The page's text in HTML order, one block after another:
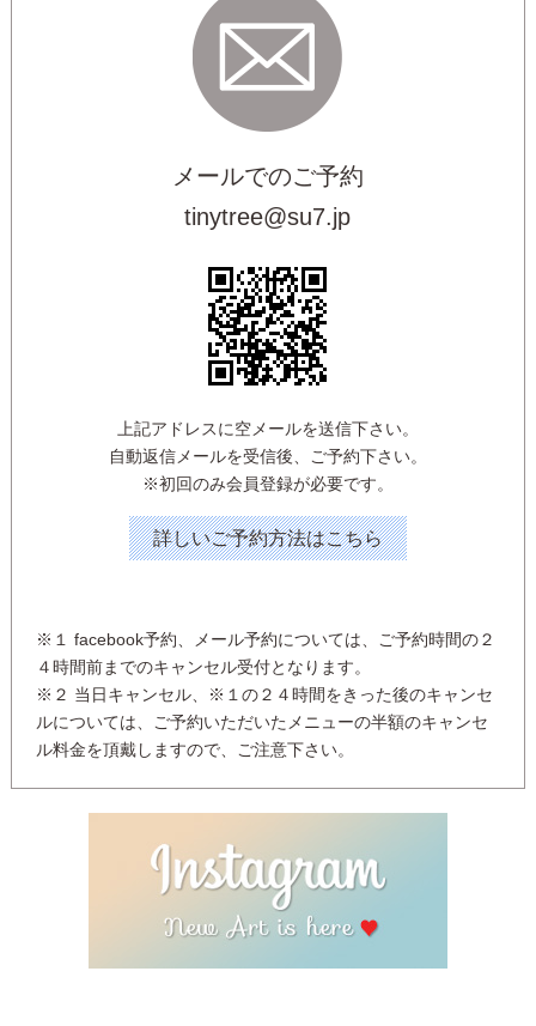
メールでのご予約
tinytree@su7.jp
上記アドレスに空メールを送信下さい。
自動返信メールを受信後、ご予約下さい。
※初回のみ会員登録が必要です。
詳しいご予約方法はこちら
※１ facebook予約、メール予約については、ご予約時間の２
４時間前までのキャンセル受付となります。
※２ 当日キャンセル、※１の２４時間をきった後のキャンセ
ルについては、ご予約いただいたメニューの半額のキャンセ
ル料金を頂戴しますので、ご注意下さい。